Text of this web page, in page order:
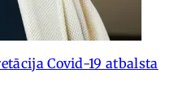
Covid-19 atbalsta